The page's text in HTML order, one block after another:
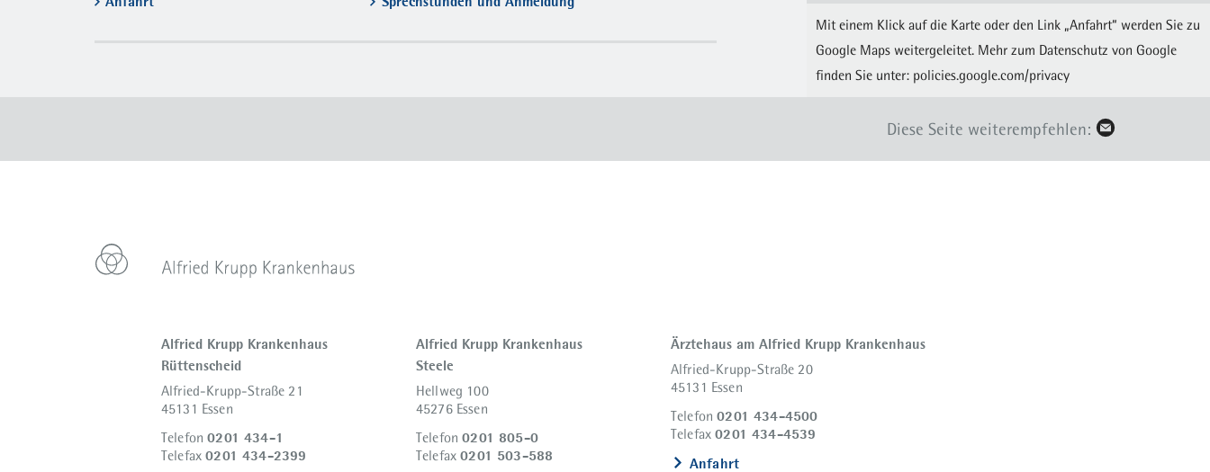
Mit einem Klick auf die Karte oder den Link „Anfahrt“ werden Sie zu
Google Maps weitergeleitet. Mehr zum Datenschutz von Google
finden Sie unter: policies.google.com/privacy
Diese Seite weiterempfehlen:
Alfried Krupp Krankenhaus
Rüttenscheid
Alfried-Krupp-Straße 21
45131 Essen
Telefon0201 434-1
Telefax0201 434-2399
Alfried Krupp Krankenhaus
Steele
Hellweg 100
45276 Essen
Telefon0201 805-0
Telefax0201 503-588
Ärztehaus am Alfried Krupp Krankenhaus
Alfried-Krupp-Straße 20
45131 Essen
Telefon0201 434-4500
Telefax0201 434-4539
Anfahrt